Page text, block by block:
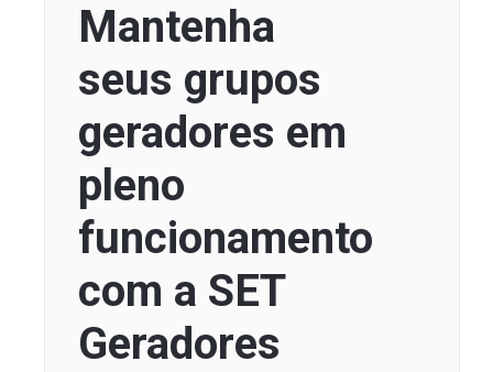
Mantenha
seus grupos
geradores em
pleno
funcionamento
com a SET
Geradores